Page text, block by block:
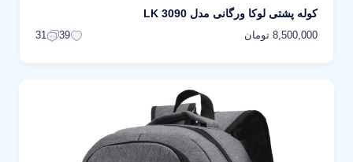
کوله پشتی لوکا ورگانی مدل LK 3090
8,500,000 تومان 39
31